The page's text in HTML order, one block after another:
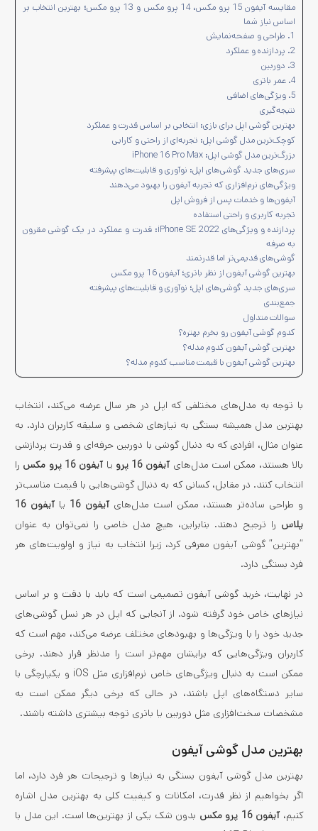
مقایسه آیفون 15 پرو مکس، 14 پرو مکس و 13 پرو مکس؛ بهترین انتخاب بر
اساس نیاز شما
1. طراحی و صفحه‌نمایش
2. پردازنده و عملکرد
3. دوربین
4. عمر باتری
5. ویژگی‌های اضافی
نتیجه‌گیری
بهترین گوشی اپل برای بازی: انتخابی بر اساس قدرت و عملکرد
کوچک‌ترین مدل گوشی اپل: تجربه‌ای از راحتی و کارایی
بزرگ‌ترین مدل گوشی اپل: iPhone 16 Pro Max
سری‌های جدید گوشی‌های اپل: نوآوری و قابلیت‌های پیشرفته
ویژگی‌های نرم‌افزاری که تجربه آیفون را بهبود می‌دهند
آیفون‌ها و خدمات پس از فروش اپل
تجربه کاربری و راحتی استفاده
پردازنده و ویژگی‌های iPhone SE 2022: قدرت و عملکرد در یک گوشی مقرون‌
به‌ صرفه
گوشی‌های قدیمی‌تر اما قدرتمند
بهترین گوشی آیفون از نظر باتری؛ آیفون 16 پرو مکس
سری‌های جدید گوشی‌های اپل؛ نوآوری و قابلیت‌های پیشرفته
جمع‌بندی
سوالات متداول
کدوم گوشی آیفون رو بخرم بهتره؟
بهترین گوشی آیفون کدوم مدله؟
بهترین گوشی آیفون با قیمت مناسب کدوم مدله؟
با توجه به مدل‌های مختلفی که اپل در هر سال عرضه می‌کند، انتخاب
بهترین مدل همیشه بستگی به نیازهای شخصی و سلیقه کاربران دارد. به
عنوان مثال، افرادی که به دنبال گوشی با دوربین حرفه‌ای و قدرت پردازشی
بالا هستند، ممکن است مدل‌هایآیفون 16 پرو یاآیفون 16 پرو مکس
را
انتخاب کنند. در مقابل، کسانی که به دنبال گوشی‌هایی با قیمت مناسب‌تر
و طراحی ساده‌تر هستند، ممکن است مدل‌هایآیفون 16 یا
آیفون 16
پلاس را ترجیح دهند. بنابراین، هیچ مدل خاصی را نمی‌توان به عنوان
“بهترین” گوشی آیفون معرفی کرد، زیرا انتخاب به نیاز و اولویت‌های هر
فرد بستگی دارد.
در نهایت، خرید گوشی آیفون تصمیمی است که باید با دقت و بر اساس
نیازهای خاص خود گرفته شود. از آنجایی که اپل در هر نسل گوشی‌های
جدید خود را با ویژگی‌ها و بهبودهای مختلف عرضه می‌کند، مهم است که
کاربران ویژگی‌هایی که برایشان مهم‌تر است را مدنظر قرار دهند. برخی
ممکن است به دنبال ویژگی‌های خاص نرم‌افزاری مثل iOS و یکپارچگی با
سایر دستگاه‌های اپل باشند، در حالی که برخی دیگر ممکن است به
مشخصات سخت‌افزاری مثل دوربین یا باتری توجه بیشتری داشته باشند.
بهترین مدل گوشی آیفون
بهترین مدل گوشی آیفون بستگی به نیازها و ترجیحات هر فرد دارد، اما
اگر بخواهیم از نظر قدرت، امکانات و کیفیت کلی به بهترین مدل اشاره
کنیم،آیفون 16 پرو مکس
بدون شک یکی از بهترین‌ها است. این مدل با